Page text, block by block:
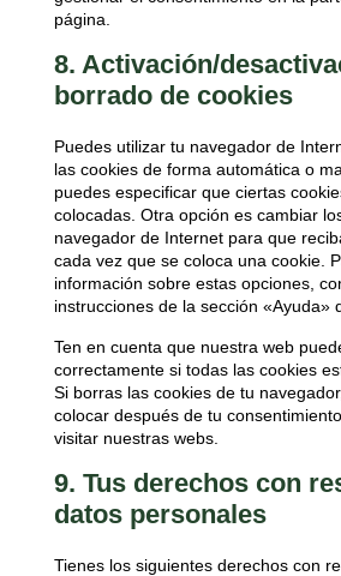
página.
8. Activación/
borrado de cookies
Puedes utilizar tu navegador de
las cookies de forma automática o
puedes especificar que ciertas
colocadas. Otra opción es cambiar
navegador de Internet para que
cada vez que se coloca una cookie.
información sobre estas opciones,
instrucciones de la sección «Ayuda»
Ten en cuenta que nuestra web
correctamente si todas las cookies
Si borras las cookies de tu
colocar después de tu
visitar nuestras webs.
9. Tus derechos con
datos personales
Tienes los siguientes derechos con